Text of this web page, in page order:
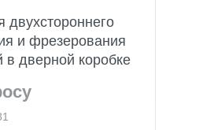
двухстороннего
и фрезерования
в дверной коробке